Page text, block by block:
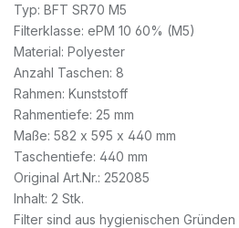
Typ: BFT SR70 M5
Filterklasse: ePM 10 60% (M5)
Material: Polyester
Anzahl Taschen: 8
Rahmen: Kunststoff
Rahmentiefe: 25 mm
Maße: 582 x 595 x 440 mm
Taschentiefe: 440 mm
Original Art.Nr.: 252085
Inhalt: 2 Stk.
Filter sind aus hygienischen Gründen